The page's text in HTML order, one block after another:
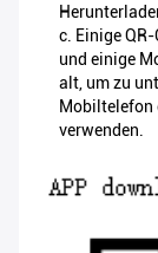
c. Einige
und einige
alt, um zu
Mobiltelefon
verwenden.